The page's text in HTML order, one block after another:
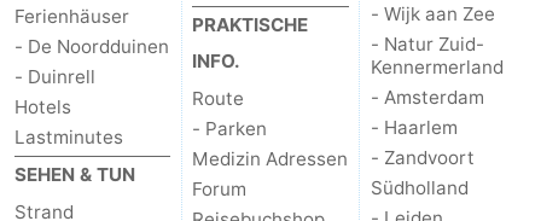
Radfahren
-
Wandern
-
Ferienhäuser
- De Noordduinen
- Duinrell
Hotels
Lastminutes
SEHEN & TUN
Strand
PRAKTISCHE
INFO.
Route
- Parken
Medizin Adressen
Forum
- Wijk aan Zee
- Natur Zuid-
Kennermerland
- Amsterdam
- Haarlem
- Zandvoort
Südholland